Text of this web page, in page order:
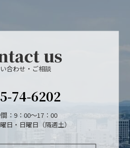
us
合わせ・ご相談
74-6202
：9：00～17：00
日・日曜日（隔週土）